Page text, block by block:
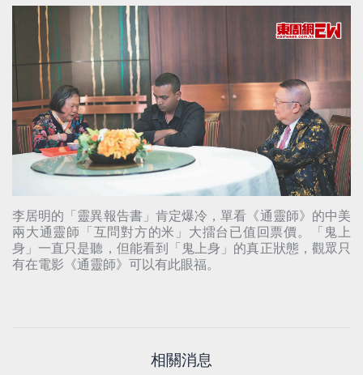
李居明的「靈異報告書」肯定爆冷，單看《通靈師》的中美
兩大通靈師「互問對方的米」大擂台已值回票價。「鬼上
身」一直只是聽，但能看到「鬼上身」的真正狀態，觀眾只
有在電影《通靈師》可以有此眼福。
相關消息